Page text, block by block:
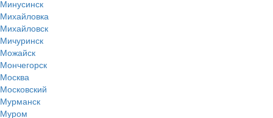
Минусинск
Михайловка
Михайловск
Мичуринск
Можайск
Мончегорск
Москва
Московский
Мурманск
Муром